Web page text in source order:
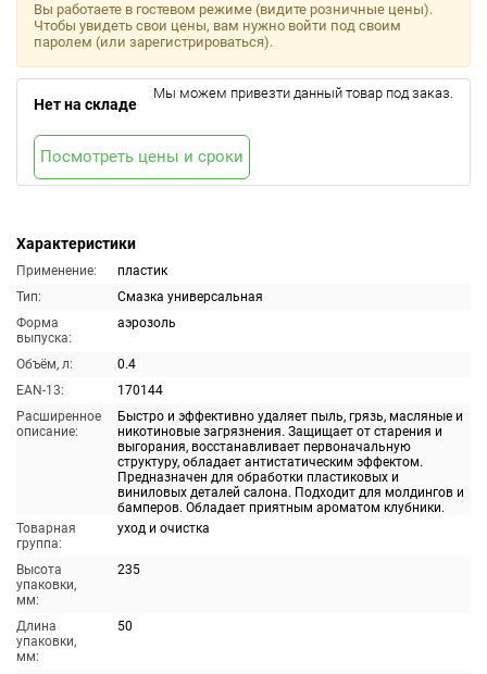
Характеристики
Применение:
пластик
Тип:
Смазка универсальная
Форма
выпуска:
аэрозоль
Объём, л:
0.4
EAN-13:
170144
Расширенное
описание:
Быстро и эффективно удаляет пыль, грязь, масляные и
никотиновые загрязнения. Защищает от старения и
выгорания, восстанавливает первоначальную
структуру, обладает антистатическим эффектом.
Предназначен для обработки пластиковых и
виниловых деталей салона. Подходит для молдингов и
бамперов. Обладает приятным ароматом клубники.
Товарная
группа:
уход и очистка
Высота
упаковки,
мм:
235
Длина
упаковки,
мм:
50
Вы работаете в гостевом режиме (видите розничные цены).
Чтобы увидеть свои цены, вам нужно войти под своим
паролем (или зарегистрироваться).
Нет на складе
Мы можем привезти данный товар под заказ.
Посмотреть цены и сроки